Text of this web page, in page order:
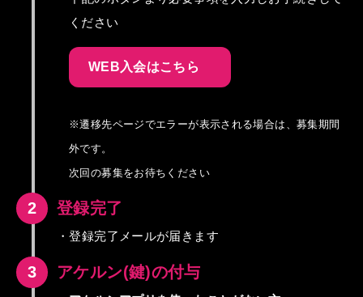
ください
WEB入会はこちら
※遷移先ページでエラーが表示される場合は、募集期間
外です。
次回の募集をお待ちください
2 登録完了
・登録完了メールが届きます
3 アケルン(鍵)の付与